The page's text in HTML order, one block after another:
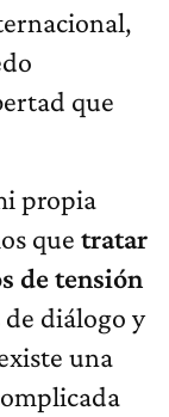
que
propia
que tratar
de tensión
diálogo y
una